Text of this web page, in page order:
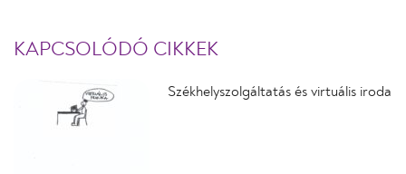
KAPCSOLÓDÓ CIKKEK
Székhelyszolgáltatás és virtuális iroda